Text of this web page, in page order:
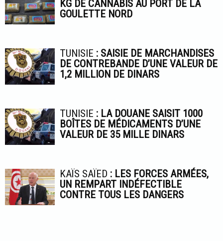
KG DE CANNABIS AU PORT DE LA
GOULETTE NORD
TUNISIE : SAISIE DE MARCHANDISES
DE CONTREBANDE D’UNE VALEUR DE
1,2 MILLION DE DINARS
TUNISIE : LA DOUANE SAISIT 1000
BOÎTES DE MÉDICAMENTS D’UNE
VALEUR DE 35 MILLE DINARS
KAÏS SAÏED : LES FORCES ARMÉES,
UN REMPART INDÉFECTIBLE
CONTRE TOUS LES DANGERS